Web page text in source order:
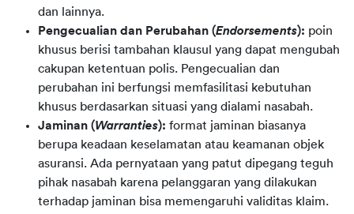
dan lainnya.
Pengecualian dan Perubahan (Endorsements): poin
khusus berisi tambahan klausul yang dapat mengubah
cakupan ketentuan polis. Pengecualian dan
perubahan ini berfungsi memfasilitasi kebutuhan
khusus berdasarkan situasi yang dialami nasabah.
Jaminan (Warranties): format jaminan biasanya
berupa keadaan keselamatan atau keamanan objek
asuransi. Ada pernyataan yang patut dipegang teguh
pihak nasabah karena pelanggaran yang dilakukan
terhadap jaminan bisa memengaruhi validitas klaim.